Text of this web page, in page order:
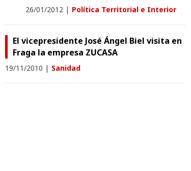
26/01/2012 | Política Territorial e Interior
El vicepresidente José Ángel Biel visita en
Fraga la empresa ZUCASA
19/11/2010 | Sanidad